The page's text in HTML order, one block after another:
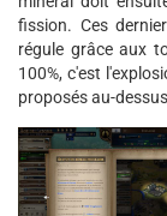
fission. Ces
régule grâce aux
100%, c'est
proposés au-